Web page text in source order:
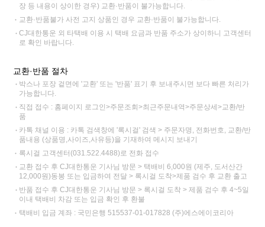
장 등 내용이 상이한 경우) 교환·반품이 불가능합니다.
교환·반품불가 사전 고지 상품인 경우 교환·반품이 불가능합니다.
CJ대한통운 외 타택배 이용 시 택배 요금과 반품 주소가 상이하니 고객센터
로 확인 바랍니다.
교환·반품 절차
박스나 포장 겉면에 '교환' 또는 '반품' 표기 후 보내주시면 보다 빠른 처리가
가능합니다.
직접 접수 : 홈페이지 로그인>주문조회>최근주문내역>주문상세>교환/반
품
카톡 채널 이용 : 카톡 검색창에 '록시걸' 검색 > 주문자명, 전화번호, 교환/반
품내용 (상품명,사이즈,사유등)을 기재하여 메시지 보내기
록시걸 고객센터(031.522.4488)로 전화 접수
교환 접수 후 CJ대한통운 기사님 방문 > 택배비 6,000원 (제주, 도서산간
12,000원)동봉 또는 입금하여 전달 > 록시걸 도착>제품 검수 후 교환 출고
반품 접수 후 CJ대한통운 기사님 방문 > 록시걸 도착 > 제품 검수 후 4~5일
이내 택배비 차감 또는 입금 확인 후 환불
택배비 입금 계좌 : 국민은행 515537-01-017828 (주)에스에이코리아